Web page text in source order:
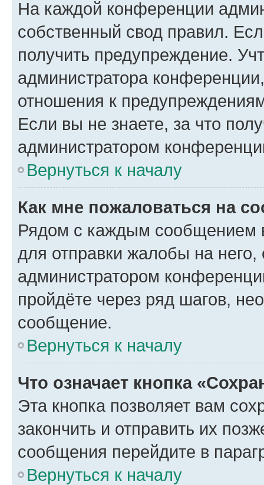
На каждой конференции
собственный свод правил.
получить предупреждение.
администратора
отношения к
Если вы не знаете, за что
администратором
Вернуться к началу
Как мне пожаловаться на
Рядом с каждым сообщением
для отправки жалобы на
администратором
пройдёте через ряд шагов,
сообщение.
Вернуться к началу
Что означает кнопка
Эта кнопка позволяет вам
закончить и отправить их
сообщения перейдите в
Вернуться к началу